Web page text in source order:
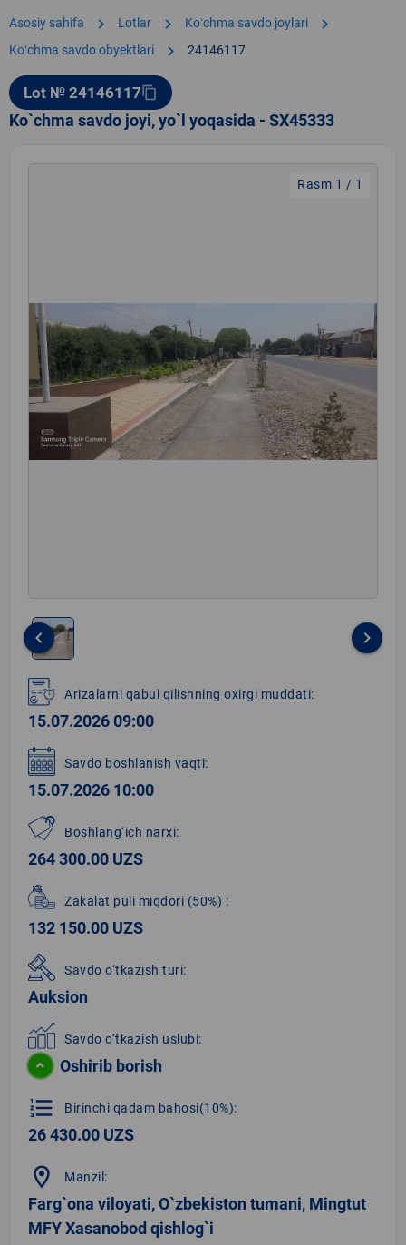
Asosiy sahifa chevron_right Lotlar chevron_right Koʻchma savdo joylari chevron_right
Koʻchma savdo obyektlari chevron_right 24146117
Lot № 24146117content_copy
Ko`chma savdo joyi, yo`l yoqasida - SX45333
Rasm 1 / 1
1
of
1
keyboard_arrow_left keyboard_arrow_right
Arizalarni qabul qilishning oxirgi muddati:
15.07.2026 09:00
Savdo boshlanish vaqti:
15.07.2026 10:00
Boshlang‘ich narxi:
264 300.00 UZS
Zakalat puli miqdori (50%) :
132 150.00 UZS
Savdo o‘tkazish turi:
Auksion
Savdo o‘tkazish uslubi:
Oshirib borish
format_list_numbered Birinchi qadam bahosi(10%):
26 430.00 UZS
location_on Manzil:
Farg`ona viloyati, O`zbekiston tumani, Mingtut
MFY Xasanobod qishlog`i